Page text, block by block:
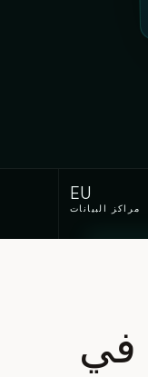
EU
مراكز البيانات
في